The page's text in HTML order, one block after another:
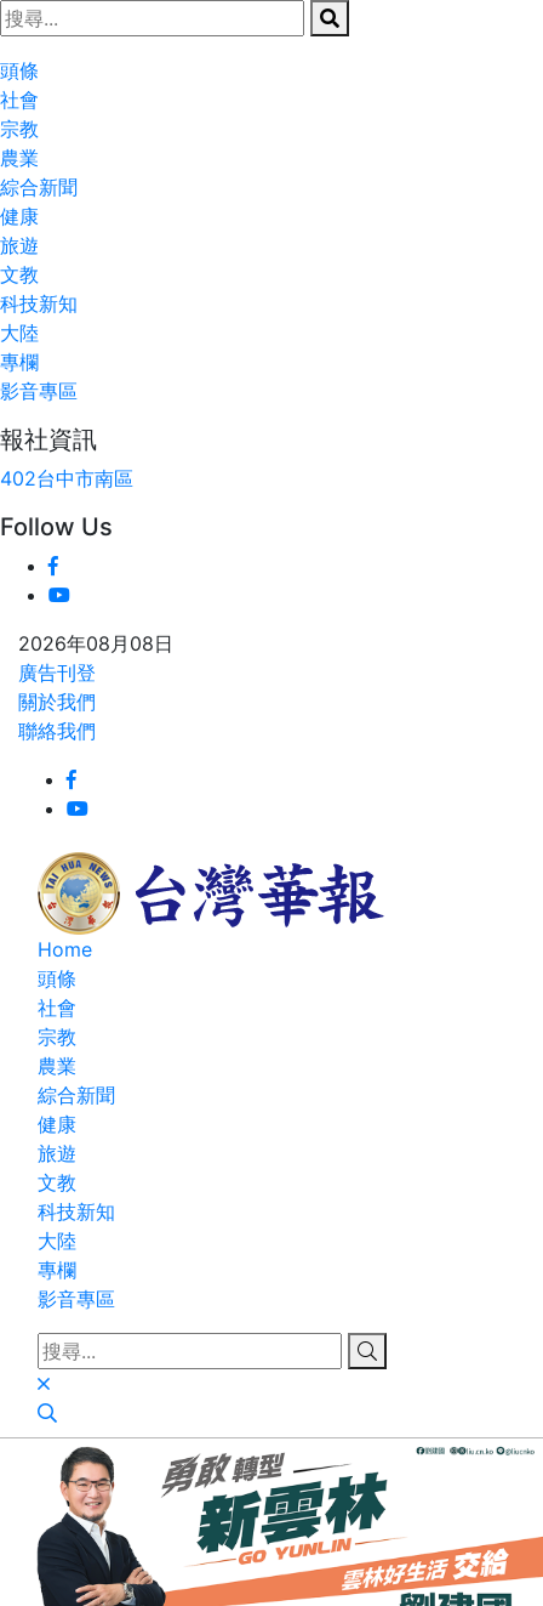
頭條
社會
宗教
農業
綜合新聞
健康
旅遊
文教
科技新知
大陸
專欄
影音專區
報社資訊
402台中市南區
Follow Us
2026年08月08日
廣告刊登
關於我們
聯絡我們
Home
頭條
社會
宗教
農業
綜合新聞
健康
旅遊
文教
科技新知
大陸
專欄
影音專區